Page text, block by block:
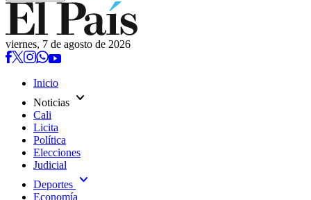
viernes, 7 de agosto de 2026
Inicio
Noticias expand_more
Cali
Licita
Política
Elecciones
Judicial
Deportes expand_more
Economía